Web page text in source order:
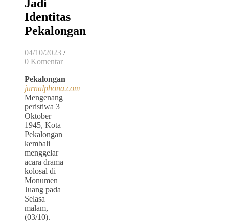
Jadi
Identitas
Pekalongan
04/10/2023 /
0 Komentar
Pekalongan–
jurnalphona.com
Mengenang
peristiwa 3
Oktober
1945, Kota
Pekalongan
kembali
menggelar
acara drama
kolosal di
Monumen
Juang pada
Selasa
malam,
(03/10).